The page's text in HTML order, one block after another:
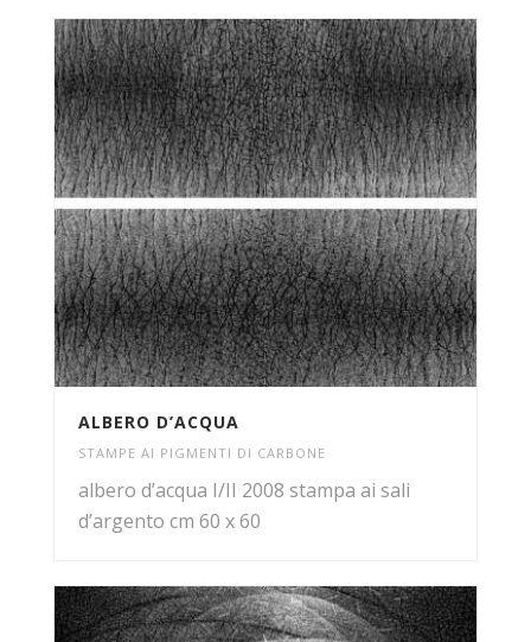
ALBERO D’ACQUA
STAMPE AI PIGMENTI DI CARBONE
albero d’acqua I/II 2008 stampa ai sali
d’argento cm 60 x 60